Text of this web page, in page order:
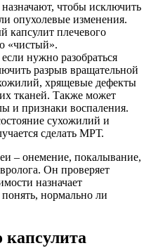
назначают, чтобы исключить
опухолевые изменения.
капсулит плечевого
«чистый».
нужно разобраться
разрыв вращательной
хрящевые дефекты
тканей. Также может
и признаки воспаления.
сухожилий и
сделать МРТ.
– онемение, покалывание,
Он проверяет
назначает
нормально ли
капсулита